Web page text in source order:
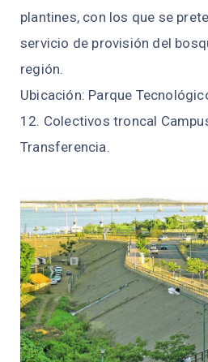
plantines, con los que se
servicio de provisión del
región.
Ubicación: Parque
12. Colectivos troncal
Transferencia.